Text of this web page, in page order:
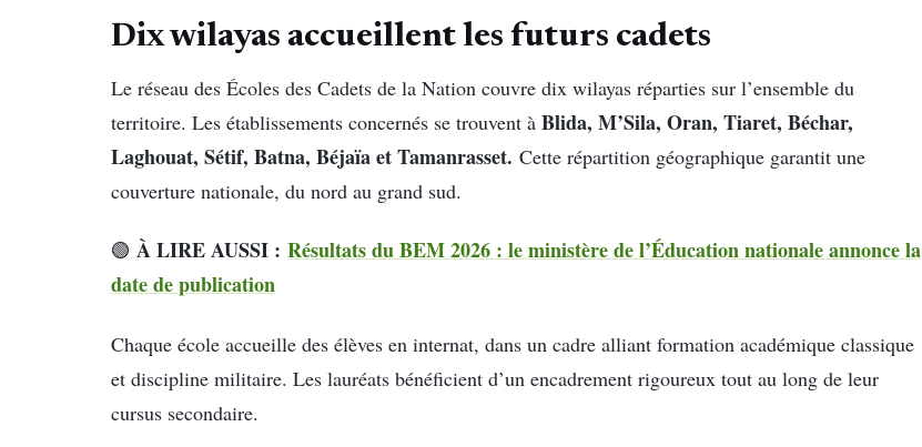
Dix wilayas accueillent les futurs cadets
Le réseau des Écoles des Cadets de la Nation couvre dix wilayas réparties sur l’ensemble du
territoire. Les établissements concernés se trouvent à Blida, M’Sila, Oran, Tiaret, Béchar,
Laghouat, Sétif, Batna, Béjaïa et Tamanrasset. Cette répartition géographique garantit une
couverture nationale, du nord au grand sud.
🟢 À LIRE AUSSI : Résultats du BEM 2026 : le ministère de l’Éducation nationale annonce la
date de publication
Chaque école accueille des élèves en internat, dans un cadre alliant formation académique classique
et discipline militaire. Les lauréats bénéficient d’un encadrement rigoureux tout au long de leur
cursus secondaire.